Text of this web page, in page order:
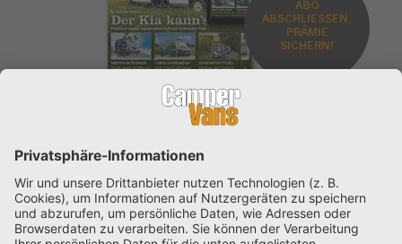
ABO
ABSCHLIESSEN,
PRÄMIE
SICHERN!
Jetzt Kaufen